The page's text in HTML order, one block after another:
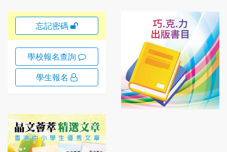
忘記密碼
學校報名查詢
學生報名